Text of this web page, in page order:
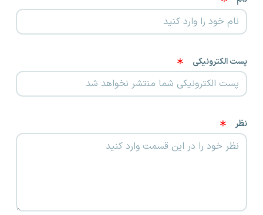
پست الکترونیکی
نظر